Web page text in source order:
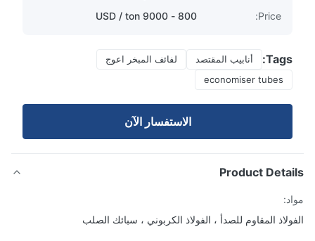
Price:
Tags: أنابيب المقتصد
لفائف المبخر اعوج
economiser tubes
الاستفسار الآن
Product
المقاوم للصدأ ، الفولاذ الكربوني ، سبائك الصلب